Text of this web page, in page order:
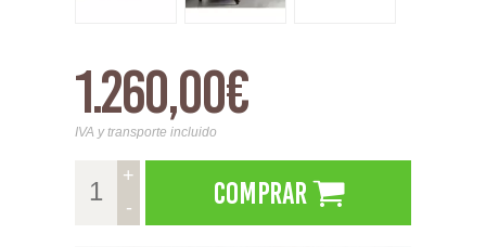
1.260,00€
IVA y transporte incluido
+
-
Comprar